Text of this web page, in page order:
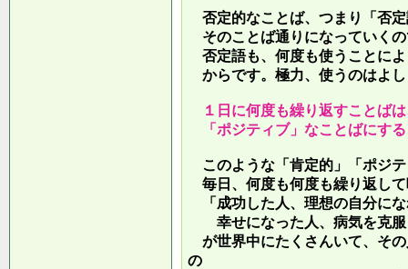
否定的なことば、つまり「否
そのことば通りになっていく
否定語も、何度も使うことに
からです。極力、使うのはよ
１日に何度も繰り返すことば
「ポジティブ」なことばにす
このような「肯定的」「ポジ
毎日、何度も何度も繰り返し
「成功した人、理想の自分に
幸せになった人、病気を克服
が世界中にたくさんいて、そ
の